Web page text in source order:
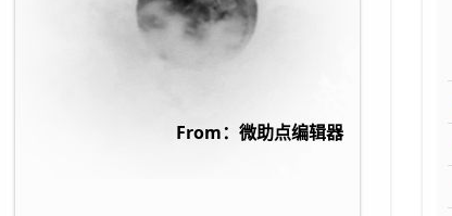
From：微助点编辑器